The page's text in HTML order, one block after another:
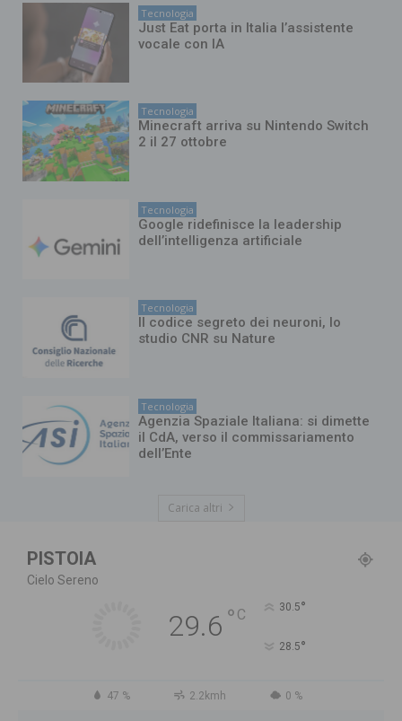
Tecnologia
Just Eat porta in Italia l’assistente
vocale con IA
Tecnologia
Minecraft arriva su Nintendo Switch
2 il 27 ottobre
Tecnologia
Google ridefinisce la leadership
dell’intelligenza artificiale
Tecnologia
Il codice segreto dei neuroni, lo
studio CNR su Nature
Tecnologia
Agenzia Spaziale Italiana: si dimette
il CdA, verso il commissariamento
dell’Ente
Carica altri
PISTOIA
Cielo Sereno
29.6 ° C 30.5°
28.5°
47 % 2.2kmh 0 %